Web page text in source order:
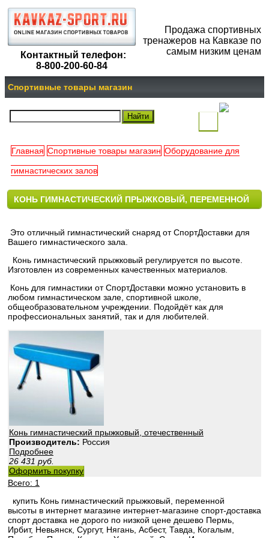
Контактный телефон:
8-800-200-60-84
Продажа спортивных
тренажеров на Кавказе по
самым низким ценам
Спортивные товары магазин
пуста
Главная Спортивные товары магазин Оборудование для
гимнастических залов
КОНЬ ГИМНАСТИЧЕСКИЙ ПРЫЖКОВЫЙ, ПЕРЕМЕННОЙ
Это отличный гимнастический снаряд от СпортДоставки для
Вашего гимнастического зала.
Конь гимнастический прыжковый регулируется по высоте.
Изготовлен из современных качественных материалов.
Конь для гимнастики от СпортДоставки можно установить в
любом гимнастическом зале, спортивной школе,
общеобразовательном учреждении. Подойдёт как для
профессиональных занятий, так и для любителей.
Конь гимнастический прыжковый, отечественный
Производитель: Россия
Подробнее
26 431 руб.
Оформить покупку
Всего: 1
купить Конь гимнастический прыжковый, переменной
высоты в интернет магазине интернет-магазине спорт-доставка
спорт доставка не дорого по низкой цене дешево Пермь,
Ирбит, Невьянск, Сургут, Нягань, Асбест, Тавда, Когалым,